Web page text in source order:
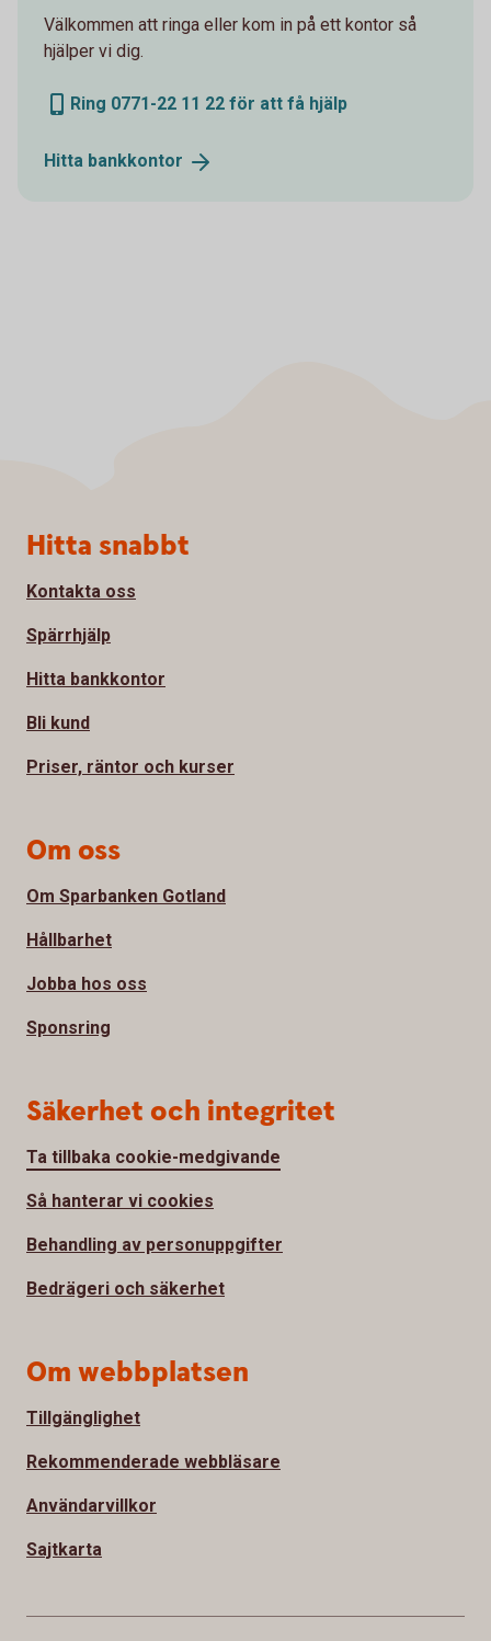
Välkommen att ringa eller kom in på ett kontor så
hjälper vi dig.
Ring 0771-22 11 22 för att få hjälp
Hitta bankkontor
Sidfot
Hitta snabbt
Kontakta oss
Spärrhjälp
Hitta bankkontor
Bli kund
Priser, räntor och kurser
Om oss
Om Sparbanken Gotland
Hållbarhet
Jobba hos oss
Sponsring
Säkerhet och integritet
Ta tillbaka cookie-medgivande
Så hanterar vi cookies
Behandling av personuppgifter
Bedrägeri och säkerhet
Om webbplatsen
Tillgänglighet
Rekommenderade webbläsare
Användarvillkor
Sajtkarta